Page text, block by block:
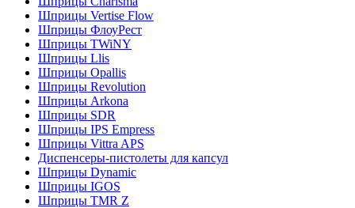
Шприцы Vertise Flow
Шприцы ФлоуРест
Шприцы TWiNY
Шприцы Llis
Шприцы Opallis
Шприцы Revolution
Шприцы Arkona
Шприцы SDR
Шприцы IPS Empress
Шприцы Vittra APS
Диспенсеры-пистолеты для капсул
Шприцы Dynamic
Шприцы IGOS
Шприцы TMR Z